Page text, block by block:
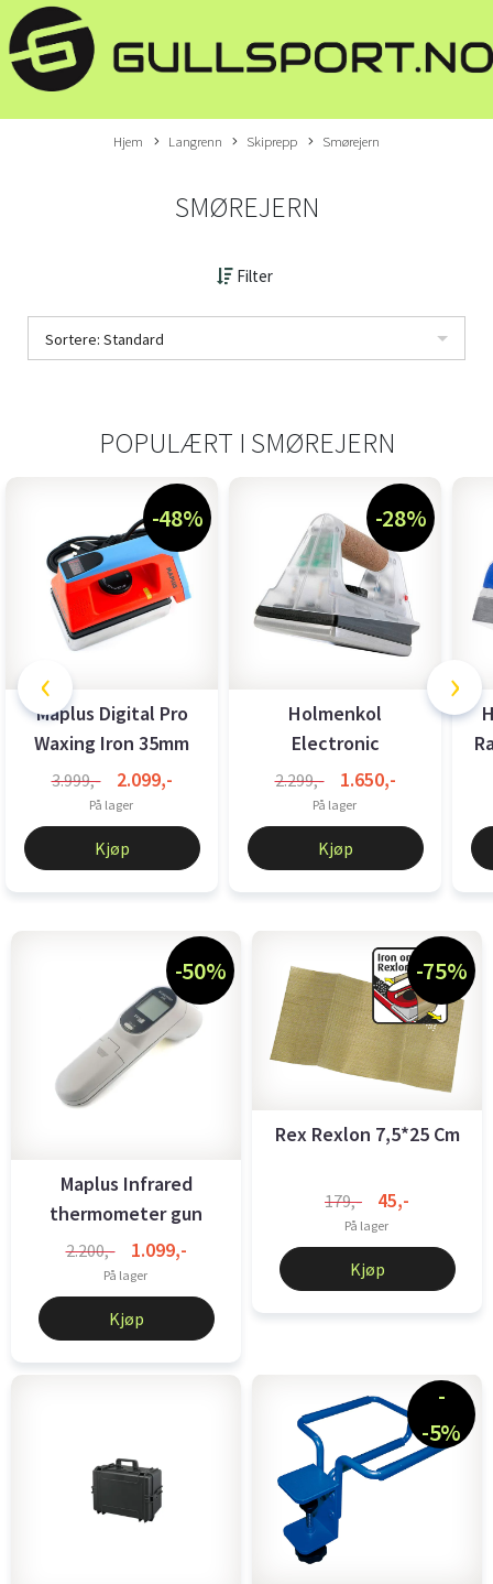
Hjem Langrenn Skiprepp Smørejern
SMØREJERN
Filter
Sortere: Standard
POPULÆRT I SMØREJERN
-48%
Maplus Digital Pro
Waxing Iron 35mm
3.999,- 2.099,-
På lager
Kjøp
-28%
Holmenkol
Electronic
Racingwaxer 230 V
2.299,- 1.650,-
På lager
Kjøp
‹ ›
-50%
Maplus Infrared
thermometer gun
2.200,- 1.099,-
På lager
Kjøp
-75%
Rex Rexlon 7,5*25 Cm
179,- 45,-
På lager
Kjøp
-
-5%